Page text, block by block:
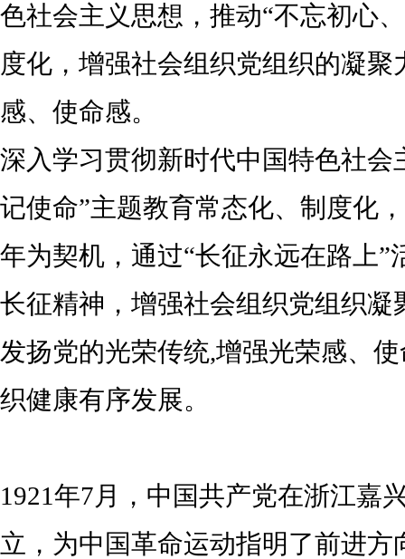
色社会主义思想，推动“不忘初心
度化，增强社会组织党组织的凝
感、使命感。
深入学习贯彻新时代中国特色社
记使命”主题教育常态化、制度化
年为契机，通过“长征永远在路上
长征精神，增强社会组织党组织
发扬党的光荣传统,增强光荣感、
织健康有序发展。
1921年7月，中国共产党在浙江嘉
立，为中国革命运动指明了前进方